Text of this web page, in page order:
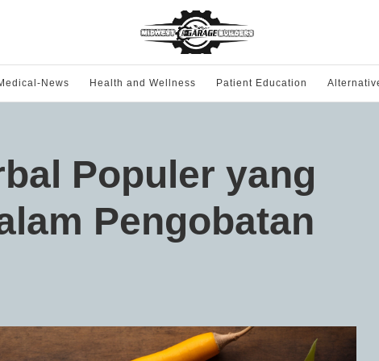
News Health and Wellness Patient Education
Populer yang
Pengobatan